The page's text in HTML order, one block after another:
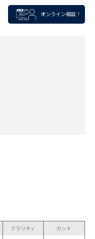
オンライン相談！
クラリティ カット